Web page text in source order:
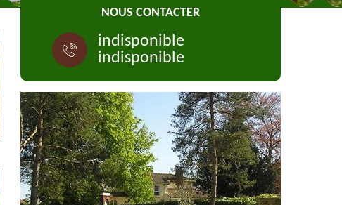
NOUS CONTACTER
indisponible
indisponible